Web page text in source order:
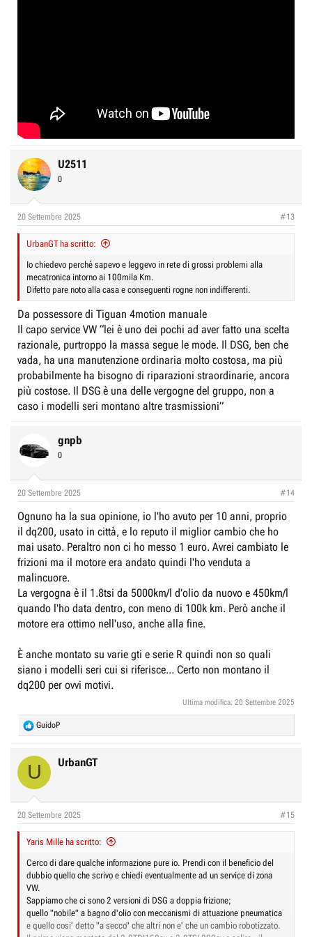
ma è una sua caratteristica (difetto) che da dentro peraltro non si sente.
Certo se uno fa sterrato tutti i giorni magari può infastidire.
U2511
0
20 Settembre 2025 #13
UrbanGT ha scritto:
Io chiedevo perchè sapevo e leggevo in rete di grossi problemi alla
mecatronica intorno ai 100mila Km.
Difetto pare noto alla casa e conseguenti rogne non indifferenti.
Da possessore di Tiguan 4motion manuale
Il capo service VW “lei è uno dei pochi ad aver fatto una scelta
razionale, purtroppo la massa segue le mode. Il DSG, ben che
vada, ha una manutenzione ordinaria molto costosa, ma più
probabilmente ha bisogno di riparazioni straordinarie, ancora
più costose. Il DSG è una delle vergogne del gruppo, non a
caso i modelli seri montano altre trasmissioni”
gnpb
0
20 Settembre 2025 #14
Ognuno ha la sua opinione, io l'ho avuto per 10 anni, proprio
il dq200, usato in città, e lo reputo il miglior cambio che ho
mai usato. Peraltro non ci ho messo 1 euro. Avrei cambiato le
frizioni ma il motore era andato quindi l'ho venduta a
malincuore.
La vergogna è il 1.8tsi da 5000km/l d'olio da nuovo e 450km/l
quando l'ho data dentro, con meno di 100k km. Però anche il
motore era ottimo nell'uso, anche alla fine.
È anche montato su varie gti e serie R quindi non so quali
siano i modelli seri cui si riferisce... Certo non montano il
dq200 per ovvi motivi.
Ultima modifica: 20 Settembre 2025
R
e
c
s
GuidoP
U UrbanGT
20 Settembre 2025 #15
Yaris Mille ha scritto:
Cerco di dare qualche informazione pure io. Prendi con il beneficio del
dubbio quello che scrivo e chiedi eventualmente ad un service di zona
VW.
Sappiamo che ci sono 2 versioni di DSG a doppia frizione;
quello "nobile" a bagno d'olio con meccanismi di attuazione pneumatica
e quello cosi' detto "a secco" che altri non e' che un cambio robotizzato.